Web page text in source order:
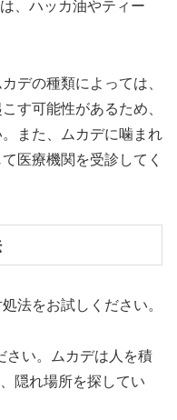
、ハッカ油やティー
デの種類によっては、
す可能性があるため、
また、ムカデに噛まれ
医療機関を受診してく
法をお試しください。
さい。ムカデは人を積
隠れ場所を探してい